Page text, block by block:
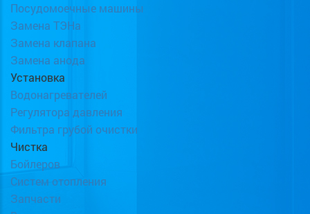
Посудомоечные машины
Замена ТЭНа
Замена клапана
Замена анода
Установка
Водонагревателей
Регулятора давления
Фильтра грубой очистки
Чистка
Бойлеров
Систем отопления
Запчасти